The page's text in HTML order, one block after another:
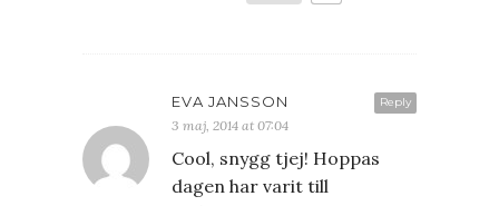
Reply
EVA JANSSON
3 maj, 2014 at 07:04
Cool, snygg tjej! Hoppas
dagen har varit till